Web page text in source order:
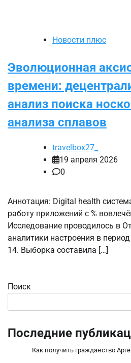
Новости плюс
Эволюционная
времени:
анализ поиска
анализа сплавов
travelbox27_
19 апреля 2026
0
Аннотация: Digital health
работу приложений с %
Исследование проводилось в
аналитики настроения в
14. Выборка составила […]
Поиск
Последние
Как получить гражданство